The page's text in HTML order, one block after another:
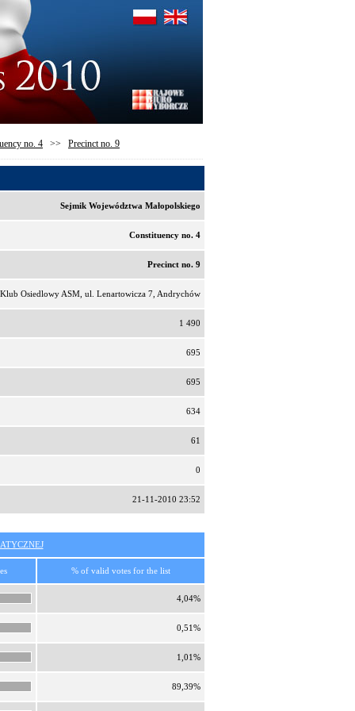
no. 4 >> Precinct no. 9
Sejmik Województwa Małopolskiego
Constituency no. 4
Precinct no. 9
Klub Osiedlowy ASM, ul. Lenartowicza 7, Andrychów
1 490
695
695
634
61
0
21-11-2010 23:52
% of valid votes for the list
4,04%
0,51%
1,01%
89,39%